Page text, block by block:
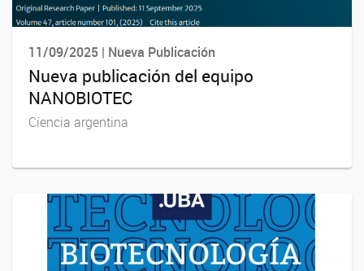
11/09/2025 | Nueva Publicación
Nueva publicación del equipo
NANOBIOTEC
Ciencia argentina